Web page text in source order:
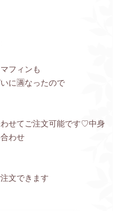
フィンも
に🈵なったので
せてご注文可能です♡中身
わせ
文できます